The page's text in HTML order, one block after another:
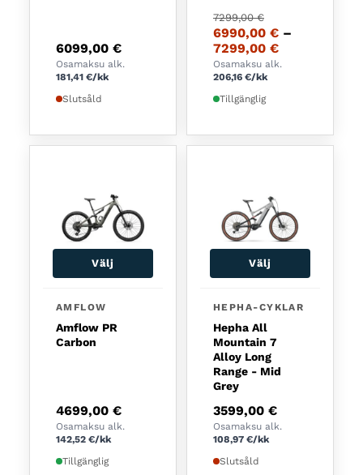
6099,00 €
Osamaksu alk.
181,41 €/kk
Slutsåld
7299,00€
Det ursprungliga
6990,00 € –
7299,00 €
Det nuvarande priset
Osamaksu alk.
206,16 €/kk
Tillgänglig
Välj
AMFLOW
Amflow PR
Carbon
4699,00 €
Osamaksu alk.
142,52 €/kk
Tillgänglig
Välj
HEPHA-CYKLAR
Hepha All
Mountain 7
Alloy Long
Range - Mid
Grey
3599,00 €
Osamaksu alk.
108,97 €/kk
Slutsåld